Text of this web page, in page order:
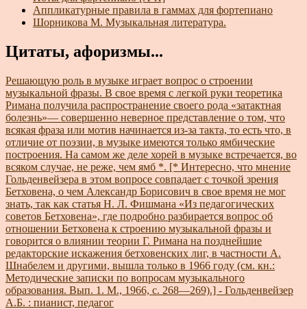
Аппликатурные правила в гаммах для фортепиано
Шорникова М. Музыкальная литература.
Цитаты, афоризмы...
Решающую роль в музыке играет вопрос о строении
музыкальной фразы. В свое время с легкой руки теоретика
Римана получила распространение своего рода «затактная
болезнь»— совершенно неверное представление о том, что
всякая фраза или мотив начинается из-за такта, то есть что, в
отличие от поэзии, в музыке имеются только ямбические
построения. На самом же деле хорей в музыке встречается, во
всяком случае, не реже, чем ямб *. [* Интересно, что мнение
Гольденвейзера в этом вопросе совпадает с точкой зрения
Бетховена, о чем Александр Борисович в свое время не мог
знать, так как статья Н. Л. Фишмана «Из педагогических
советов Бетховена», где подробно разбирается вопрос об
отношении Бетховена к строению музыкальной фразы и
говорится о влиянии теории Г. Римана на позднейшие
редакторские искажения бетховенских лиг, в частности А.
Шнабелем и другими, вышла только в 1966 году (см. кн.:
Методические записки по вопросам музыкального
образования. Вып. 1. М., 1966, с. 268—269).] - Гольденвейзер
А.Б. : пианист, педагог